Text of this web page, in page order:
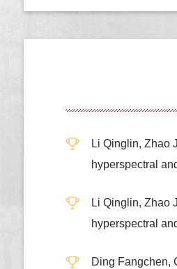
Li Qinglin, Zhao
hyperspectral
Li Qinglin, Zhao
hyperspectral
Ding Fangchen,